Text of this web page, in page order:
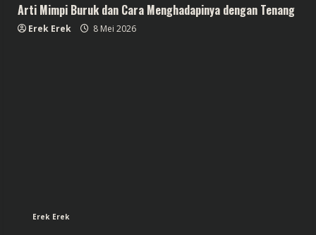
Arti Mimpi Buruk dan Cara Menghadapinya dengan Tenang
Erek Erek 8 Mei 2026
Erek Erek